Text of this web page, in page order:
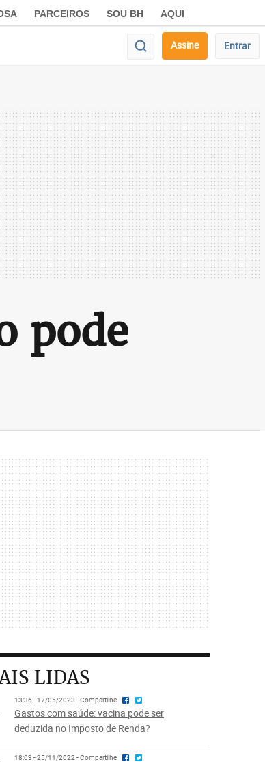
PARCEIROS SOU BH AQUI
Assine Entrar
pode
LIDAS
13:36 - 17/05/2023 - Compartilhe
Gastos com saúde: vacina pode ser
deduzida no Imposto de Renda?
18:03 - 25/11/2022 - Compartilhe